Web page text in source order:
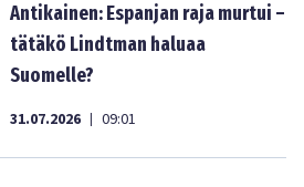
Antikainen: Espanjan raja murtui –
tätäkö Lindtman haluaa
Suomelle?
31.07.2026 | 09:01